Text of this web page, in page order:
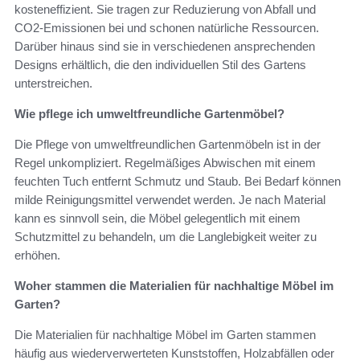
kosteneffizient. Sie tragen zur Reduzierung von Abfall und
CO2-Emissionen bei und schonen natürliche Ressourcen.
Darüber hinaus sind sie in verschiedenen ansprechenden
Designs erhältlich, die den individuellen Stil des Gartens
unterstreichen.
Wie pflege ich umweltfreundliche Gartenmöbel?
Die Pflege von umweltfreundlichen Gartenmöbeln ist in der
Regel unkompliziert. Regelmäßiges Abwischen mit einem
feuchten Tuch entfernt Schmutz und Staub. Bei Bedarf können
milde Reinigungsmittel verwendet werden. Je nach Material
kann es sinnvoll sein, die Möbel gelegentlich mit einem
Schutzmittel zu behandeln, um die Langlebigkeit weiter zu
erhöhen.
Woher stammen die Materialien für nachhaltige Möbel im
Garten?
Die Materialien für nachhaltige Möbel im Garten stammen
häufig aus wiederverwerteten Kunststoffen, Holzabfällen oder